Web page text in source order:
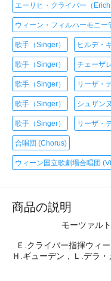
エーリヒ・クライバー（Erich
ウィーン・フィルハーモニ
歌手（Singer） ヒルデ・
歌手（Singer） チェーザ
歌手（Singer） リーザ・
歌手（Singer） シュザン
歌手（Singer） リーザ・
合唱団 (Chorus)
ウィーン国立歌劇場合唱団
商品の説明
モーツァル
Ｅ.クライバー指揮ウィ
Ｈ.ギューデン，Ｌ.デラ